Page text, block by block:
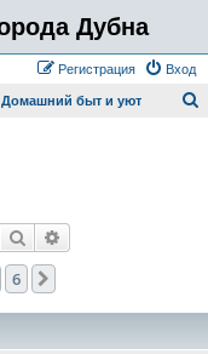
Дубна
Вход
Регистрация
Домашний быт и уют
Поиск
6